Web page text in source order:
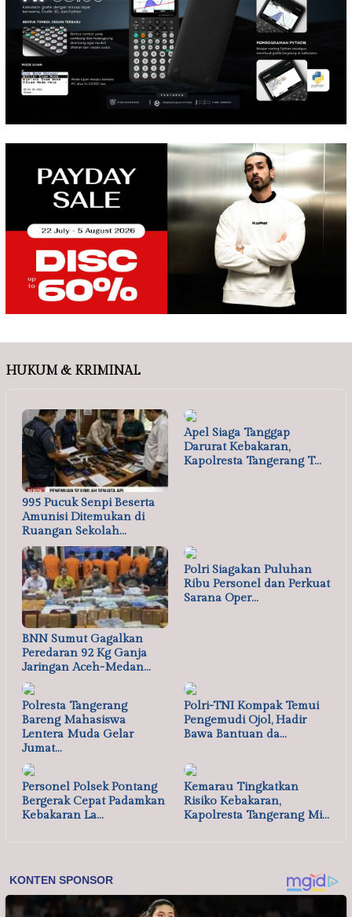
HUKUM & KRIMINAL
995 Pucuk Senpi Beserta
Amunisi Ditemukan di
Ruangan Sekolah…
Apel Siaga Tanggap
Darurat Kebakaran,
Kapolresta Tangerang T…
BNN Sumut Gagalkan
Peredaran 92 Kg Ganja
Jaringan Aceh-Medan…
Polri Siagakan Puluhan
Ribu Personel dan Perkuat
Sarana Oper…
Polresta Tangerang
Bareng Mahasiswa
Lentera Muda Gelar
Jumat…
Polri-TNI Kompak Temui
Pengemudi Ojol, Hadir
Bawa Bantuan da…
Personel Polsek Pontang
Bergerak Cepat Padamkan
Kebakaran La…
Kemarau Tingkatkan
Risiko Kebakaran,
Kapolresta Tangerang Mi…